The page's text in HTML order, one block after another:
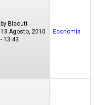
by Blacutt
13 Agosto, 2010
- 13:43
Economía